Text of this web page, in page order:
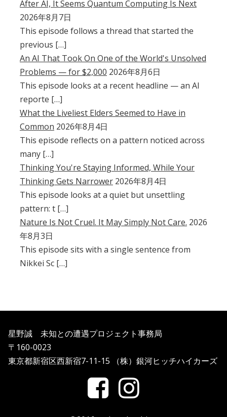
After AI, It Seems Quantum Computing Is Next
2026年8月7日
This episode follows a thread that started the
previous […]
An AI That Took On One of the World's Unsolved
Problems — for $2,000 2026年8月6日
This episode looks at a recent headline — an AI
reporte […]
What the Liveliest Elders Seemed to Have in
Common 2026年8月4日
This episode reflects on a pattern noticed across
many […]
Thinking You're Staying Informed, While Your
Thinking Gets Narrower 2026年8月4日
This episode looks at a quiet but unsettling
pattern: t […]
Nature Is Not Cruel. It May Simply Not Care. 2026
年8月3日
This episode sits with a single sentence from
Nikkei Sc […]
星野誠 未知との遭遇プロジェクト事務局
〒160-0023
東京都新宿区西新宿7-11-15 （株）銀河ヒッチハイカーズ